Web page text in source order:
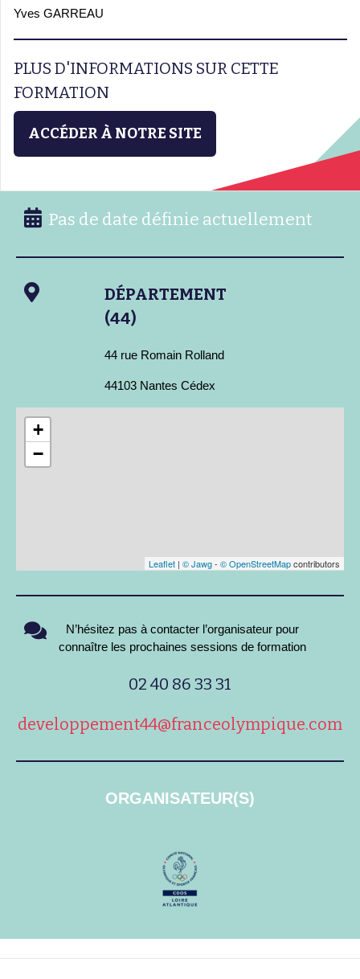
Yves GARREAU
PLUS D'INFORMATIONS SUR CETTE
FORMATION
ACCÉDER À NOTRE SITE
Pas de date définie actuellement
DÉPARTEMENT
(44)
44 rue Romain Rolland
44103 Nantes Cédex
+
−
Leaflet | © Jawg- © OpenStreetMapcontributors
N’hésitez pas à contacter l’organisateur pour
connaître les prochaines sessions de formation
02 40 86 33 31
developpement44@franceolympique.com
ORGANISATEUR(S)